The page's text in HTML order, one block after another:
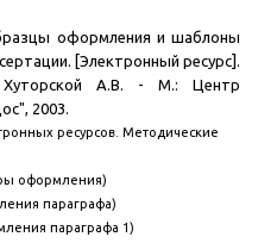
оформления и шаблоны
[Электронный ресурс].
А.В. - М.: Центр
2003.
ресурсов. Методические
оформления)
параграфа)
параграфа 1)